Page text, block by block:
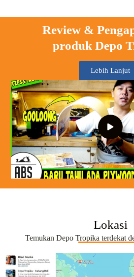
Review &
produk Depo
Lebih Lanjut
Lokasi
Temukan Depo Tropika terdekat